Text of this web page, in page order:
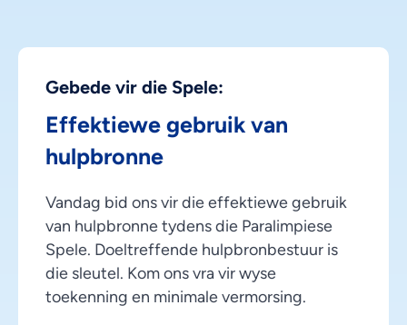
Gebede vir die Spele:
Effektiewe gebruik van
hulpbronne
Vandag bid ons vir die effektiewe gebruik
van hulpbronne tydens die Paralimpiese
Spele. Doeltreffende hulpbronbestuur is
die sleutel. Kom ons vra vir wyse
toekenning en minimale vermorsing.